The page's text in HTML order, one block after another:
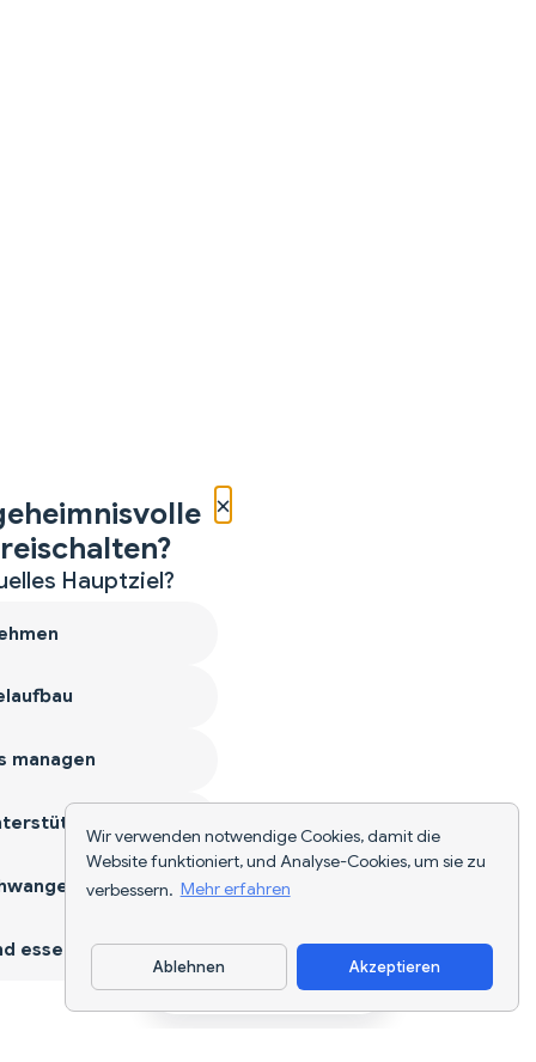
Wir verwenden notwendige Cookies, damit die
Website funktioniert, und Analyse-Cookies, um sie zu
verbessern. Mehr erfahren
Ablehnen Akzeptieren
App herunterladen
×
Hauptziel?
managen
essen